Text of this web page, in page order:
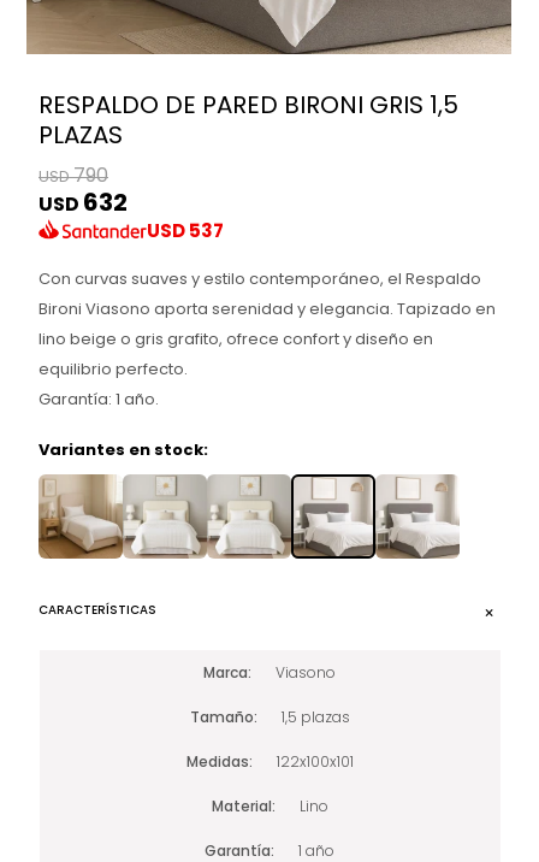
RESPALDO DE PARED BIRONI GRIS 1,5
PLAZAS
USD790
USD 632
USD537
Con curvas suaves y estilo contemporáneo, el Respaldo
Bironi Viasono aporta serenidad y elegancia. Tapizado en
lino beige o gris grafito, ofrece confort y diseño en
equilibrio perfecto.
Garantía: 1 año.
Variantes en stock:
CARACTERÍSTICAS
Marca Viasono
Tamaño 1,5 plazas
Medidas 122x100x101
Material Lino
Garantía 1 año